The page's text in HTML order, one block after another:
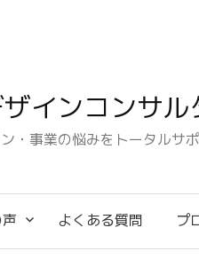
インコンサ
・事業の悩みをトータルサ
よくある質問 プ